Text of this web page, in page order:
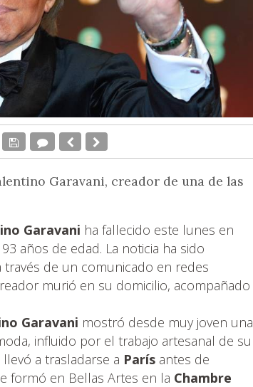
Garavani, creador de una de las
Garavani ha fallecido este lunes en
años de edad. La noticia ha sido
de un comunicado en redes
murió en su domicilio, acompañado
Garavani mostró desde muy joven una
influido por el trabajo artesanal de su
a trasladarse a París antes de
formó en Bellas Artes en la Chambre